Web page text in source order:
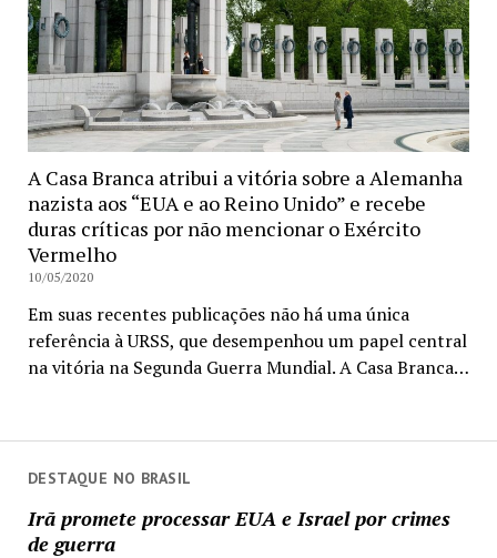
DESTAQUE NO BRASIL
Irã promete processar EUA e Israel por crimes
de guerra
A Casa Branca atribui a vitória sobre a Alemanha
nazista aos “EUA e ao Reino Unido” e recebe
duras críticas por não mencionar o Exército
Vermelho
10/05/2020
Em suas recentes publicações não há uma única
referência à URSS, que desempenhou um papel central
na vitória na Segunda Guerra Mundial. A Casa Branca…